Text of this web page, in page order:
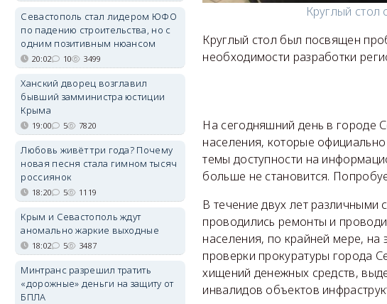
Круглый стол
Круглый стол был посвящен
необходимости разработки
На сегодняшний день в городе
населения, которые
темы доступности на
больше не становится.
В течение двух лет
проводились ремонты и
населения, по крайней мере,
проверки прокуратуры города
хищений денежных средств,
инвалидов объектов
Севастополь стал лидером ЮФО
по падению строительства, но с
одним позитивным нюансом
20:02 10 3499
Ханский дворец возглавил
бывший замминистра юстиции
Крыма
19:00 5 7820
Любовь живёт три года? Почему
новая песня стала гимном тысяч
россиянок
18:20 5 1119
Крым и Севастополь ждут
аномально жаркие выходные
18:02 5 3487
Минтранс разрешил тратить
«дорожные» деньги на защиту от
БПЛА